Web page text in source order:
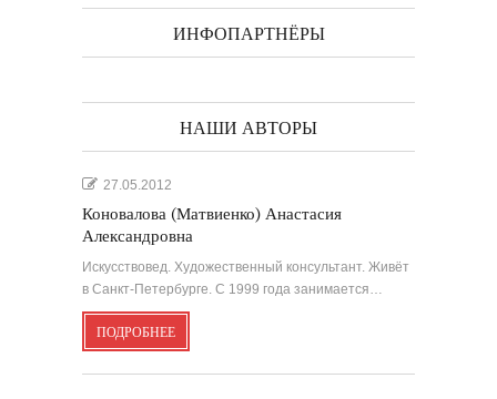
ИНФОПАРТНЁРЫ
НАШИ АВТОРЫ
27.05.2012
Коновалова (Матвиенко) Анастасия
Александровна
Искусствовед. Художественный консультант. Живёт
в Санкт-Петербурге. С 1999 года занимается…
ПОДРОБНЕЕ